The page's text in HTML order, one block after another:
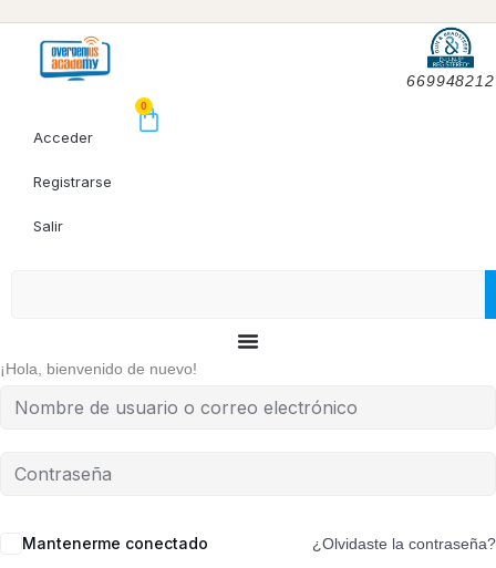
669948212
Acceder
Registrarse
Salir
0
¡Hola, bienvenido de nuevo!
Mantenerme conectado ¿Olvidaste la contraseña?